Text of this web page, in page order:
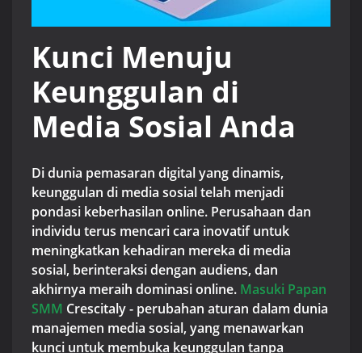
Kunci Menuju
Keunggulan di
Media Sosial Anda
Di dunia pemasaran digital yang dinamis,
keunggulan di media sosial telah menjadi
pondasi keberhasilan online. Perusahaan dan
individu terus mencari cara inovatif untuk
meningkatkan kehadiran mereka di media
sosial, berinteraksi dengan audiens, dan
akhirnya meraih dominasi online. Masuki Papan
SMM Crescitaly - perubahan aturan dalam dunia
manajemen media sosial, yang menawarkan
kunci untuk membuka keunggulan tanpa